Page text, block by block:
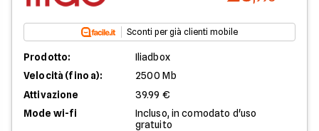
Sconti per già clienti mobile
Prodotto:
Iliadbox
Velocità (fino a):
2500 Mb
Attivazione
39.99 €
Mode wi-fi
Incluso, in comodato d'uso
gratuito